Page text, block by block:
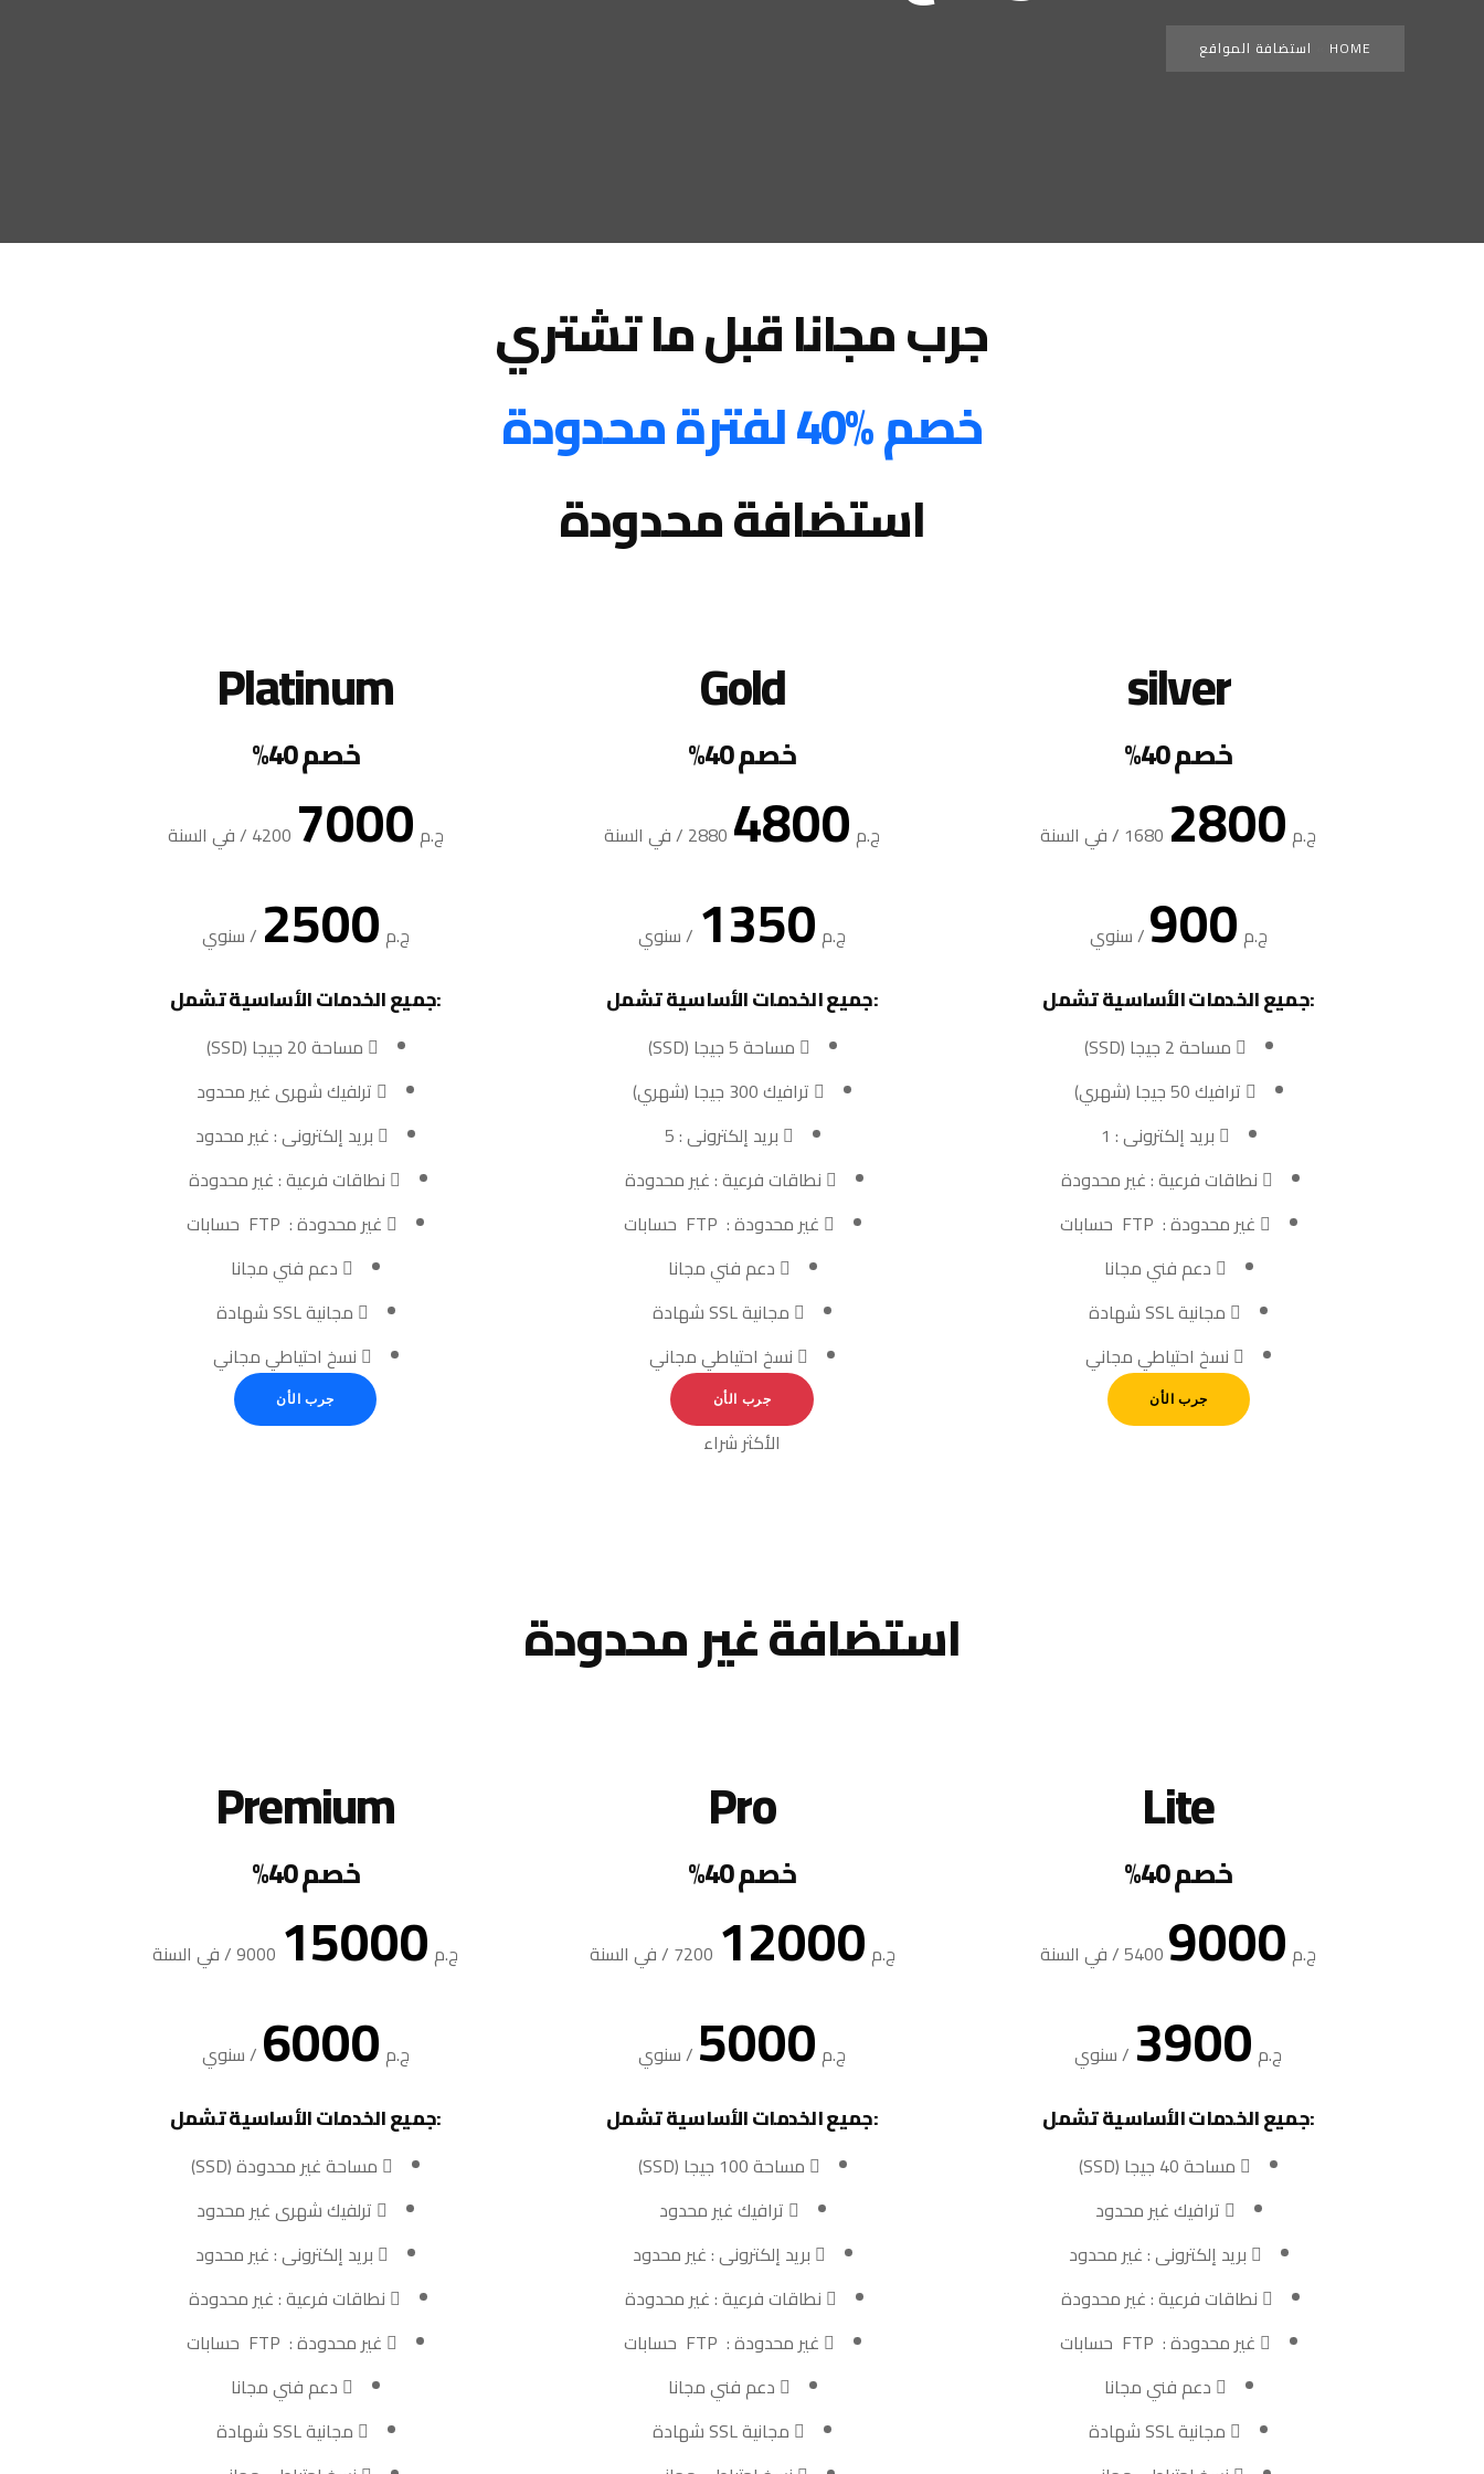
HOME استضافة المواقع
جرب مجانا قبل ما تشتري
خصم %40 لفترة محدودة
استضافة محدودة
silver
خصم 40%
ج.م 2800
1680
/في السنة
ج.م 900
/سنوي
:جميع الخدمات الأساسية تشمل
مساحة 2 جيجا (SSD)
ترافيك 50 جيجا (شهري)
بريد إلكترونى : 1
نطاقات فرعية : غير محدودة
غير محدودة : FTP حسابات
دعم فني مجانا
مجانية SSL شهادة
نسخ احتياطي مجاني
جرب الأن
Gold
خصم 40%
ج.م 4800
2880
/في السنة
ج.م 1350
/سنوي
:جميع الخدمات الأساسية تشمل
مساحة 5 جيجا (SSD)
ترافيك 300 جيجا (شهري)
بريد إلكترونى : 5
نطاقات فرعية : غير محدودة
غير محدودة : FTP حسابات
دعم فني مجانا
مجانية SSL شهادة
نسخ احتياطي مجاني
جرب الأن
الأكثر شراء
Platinum
خصم 40%
ج.م 7000
4200
/في السنة
ج.م 2500
/سنوي
:جميع الخدمات الأساسية تشمل
مساحة 20 جيجا (SSD)
ترلفيك شهرى غير محدود
بريد إلكترونى : غير محدود
نطاقات فرعية : غير محدودة
غير محدودة : FTP حسابات
دعم فني مجانا
مجانية SSL شهادة
نسخ احتياطي مجاني
جرب الأن
استضافة غير محدودة
Lite
خصم 40%
ج.م 9000
5400
/في السنة
ج.م 3900
/سنوي
:جميع الخدمات الأساسية تشمل
مساحة 40 جيجا (SSD)
ترافيك غير محدود
بريد إلكترونى : غير محدود
نطاقات فرعية : غير محدودة
غير محدودة : FTP حسابات
دعم فني مجانا
مجانية SSL شهادة
Pro
خصم 40%
ج.م 12000
7200
/في السنة
ج.م 5000
/سنوي
:جميع الخدمات الأساسية تشمل
مساحة 100 جيجا (SSD)
ترافيك غير محدود
بريد إلكترونى : غير محدود
نطاقات فرعية : غير محدودة
غير محدودة : FTP حسابات
دعم فني مجانا
مجانية SSL شهادة
Premium
خصم 40%
ج.م 15000
9000
/في السنة
ج.م 6000
/سنوي
:جميع الخدمات الأساسية تشمل
مساحة غير محدودة (SSD)
ترلفيك شهرى غير محدود
بريد إلكترونى : غير محدود
نطاقات فرعية : غير محدودة
غير محدودة : FTP حسابات
دعم فني مجانا
مجانية SSL شهادة